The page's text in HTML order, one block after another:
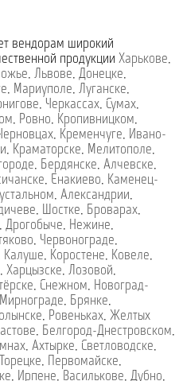
вендорам широкий
продукции Харькове,
, Львове, Донецке,
, Мариуполе, Луганске,
, Черкассах, Сумах,
, Ровно, Кропивницком,
, Кременчуге, Ивано-
, Краматорске, Мелитополе,
, Бердянске, Алчевске,
, Енакиево, Каменец-
, Александрии,
, Шостке, Броварах,
, Дрогобыче, Нежине,
, Червонограде,
Калуше, Коростене, Ковеле,
, Харцызске, Лозовой,
, Снежном, Новоград-
Мирнограде, Брянке,
, Ровеньках, Желтых
, Белгород-Днестровском,
, Ахтырке, Светловодске,
Торецке, Первомайске,
, Ирпене, Василькове, Дубно,